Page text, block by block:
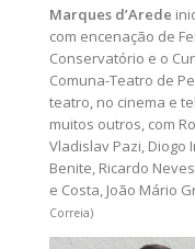
Marques d’Arede
com encenação de
Conservatório e o
Comuna-Teatro de
teatro, no cinema e
muitos outros, com
Vladislav Pazi, Diogo
Benite, Ricardo
e Costa, João Mário
Correia)